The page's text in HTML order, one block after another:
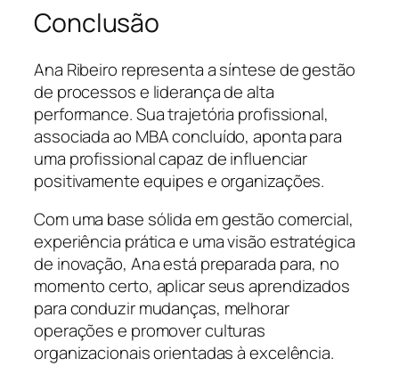
Conclusão
Ana Ribeiro representa a síntese de gestão
de processos e liderança de alta
performance. Sua trajetória profissional,
associada ao MBA concluído, aponta para
uma profissional capaz de influenciar
positivamente equipes e organizações.
Com uma base sólida em gestão comercial,
experiência prática e uma visão estratégica
de inovação, Ana está preparada para, no
momento certo, aplicar seus aprendizados
para conduzir mudanças, melhorar
operações e promover culturas
organizacionais orientadas à excelência.